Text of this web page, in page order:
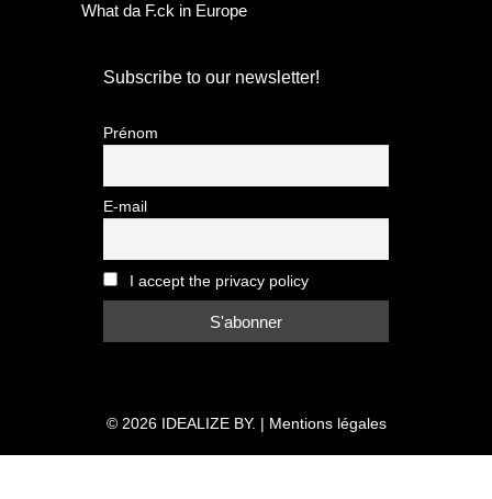
What da F.ck in Europe
Subscribe to our newsletter!
Prénom
E-mail
I accept the privacy policy
© 2026 IDEALIZE BY. | Mentions légales